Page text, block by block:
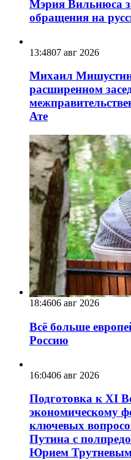
Мэрия Вильнюса
обращения на
13:4807 авг 2026
Михаил
расширенном
Ате
18:4606 авг 2026
Всё больше
Россию
16:0406 авг 2026
Подготовка к XI
экономическому
ключевых
Путина с
Юрием